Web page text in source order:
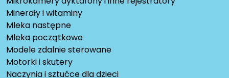
Minerały i witaminy
Mleka następne
Mleka początkowe
Modele zdalnie sterowane
Motorki i skutery
Naczynia i sztućce dla dzieci